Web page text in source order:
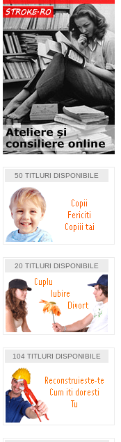
50 TITLURI DISPONIBILE
20 TITLURI DISPONIBILE
104 TITLURI DISPONIBILE